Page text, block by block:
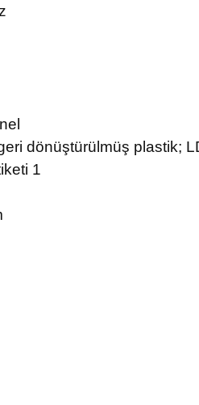
dönüştürülmüş plastik;
1